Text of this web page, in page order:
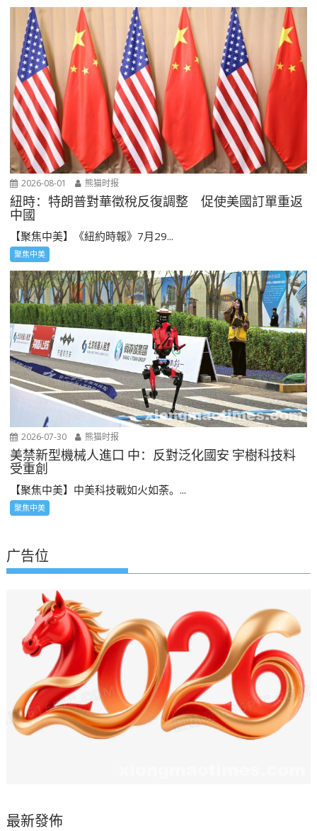
2026-08-01 熊猫时报
紐時：特朗普對華徵稅反復調整 促使美國訂單重返
中國
【聚焦中美】《紐約時報》7月29...
聚焦中美
2026-07-30 熊猫时报
美禁新型機械人進口 中：反對泛化國安 宇樹科技料
受重創
【聚焦中美】中美科技戰如火如荼。...
聚焦中美
广告位
最新發佈